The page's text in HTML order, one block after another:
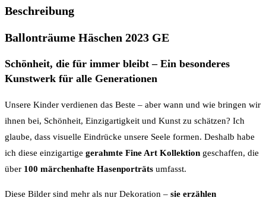
Beschreibung
Ballonträume Häschen 2023 GE
Schönheit, die für immer bleibt – Ein besonderes
Kunstwerk für alle Generationen
Unsere Kinder verdienen das Beste – aber wann und wie bringen wir
ihnen bei, Schönheit, Einzigartigkeit und Kunst zu schätzen? Ich
glaube, dass visuelle Eindrücke unsere Seele formen. Deshalb habe
ich diese einzigartige gerahmte Fine Art Kollektion geschaffen, die
über 100 märchenhafte Hasenporträts umfasst.
Diese Bilder sind mehr als nur Dekoration – sie erzählen